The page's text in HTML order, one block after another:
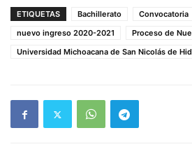
ETIQUETAS Bachillerato Convocatoria
nuevo ingreso 2020-2021
Proceso de
Universidad Michoacana de San Nicolás de